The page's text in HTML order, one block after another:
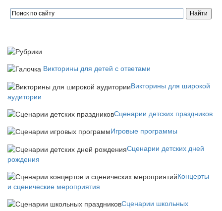
Викторины для детей с ответами
Викторины для широкой
аудитории
Сценарии детских праздников
Игровые программы
Сценарии детских дней
рождения
Концерты
и сценические мероприятия
Сценарии школьных